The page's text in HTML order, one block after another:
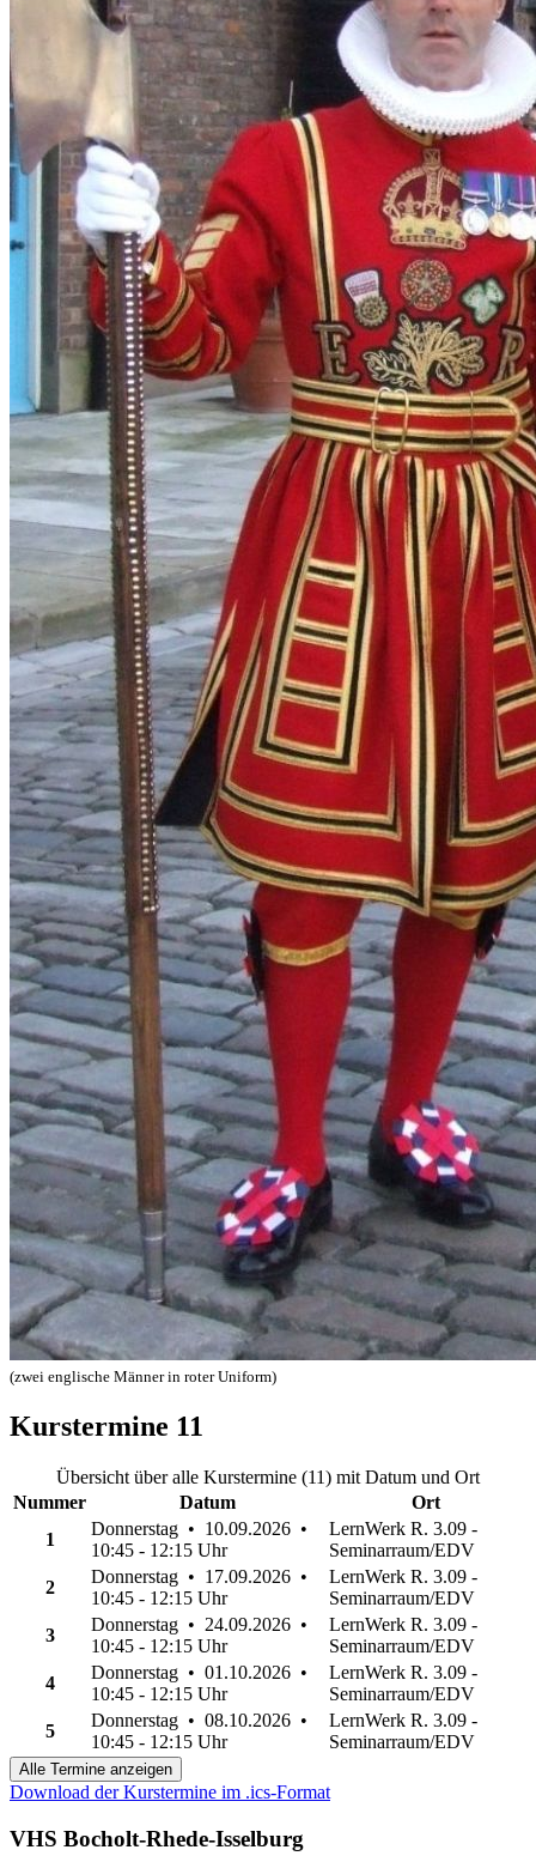
(zwei englische Männer in roter Uniform)
Kurstermine 11
Übersicht über alle Kurstermine (11) mit Datum und Ort
Nummer
Datum
Ort
1
Donnerstag • 10.09.2026 •
10:45 - 12:15 Uhr
LernWerk R. 3.09 -
Seminarraum/EDV
2
Donnerstag • 17.09.2026 •
10:45 - 12:15 Uhr
LernWerk R. 3.09 -
Seminarraum/EDV
3
Donnerstag • 24.09.2026 •
10:45 - 12:15 Uhr
LernWerk R. 3.09 -
Seminarraum/EDV
4
Donnerstag • 01.10.2026 •
10:45 - 12:15 Uhr
LernWerk R. 3.09 -
Seminarraum/EDV
5
Donnerstag • 08.10.2026 •
10:45 - 12:15 Uhr
LernWerk R. 3.09 -
Seminarraum/EDV
Alle Termine anzeigen
Download der Kurstermine im .ics-Format
VHS Bocholt-Rhede-Isselburg